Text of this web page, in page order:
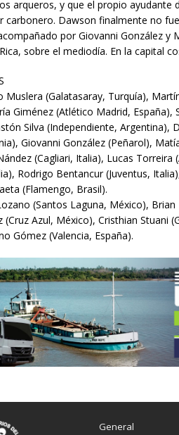
arqueros, y que el propio ayudante
carbonero. Dawson finalmente no
por Giovanni González y
sobre el mediodía. En la capital
Muslera (Galatasaray, Turquía),
Giménez (Atlético Madrid,
Silva (Independiente, Argentina),
Giovanni González (Peñarol),
(Cagliari, Italia), Lucas Torreira
Rodrigo Bentancur (Juventus,
(Flamengo, Brasil).
(Santos Laguna, México),
(Cruz Azul, México), Cristhian Stuani
Gómez (Valencia, España).
General